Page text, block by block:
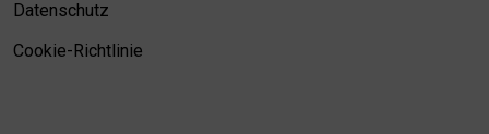
Datenschutz
Cookie-Richtlinie